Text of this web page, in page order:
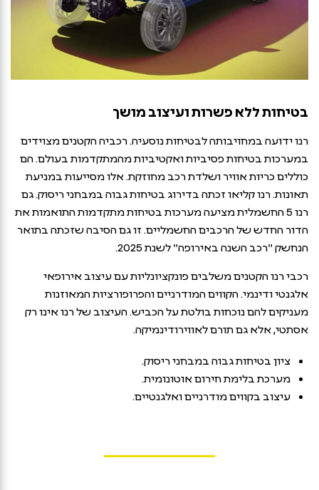
בטיחות ללא פשרות ועיצוב מושך
רנו ידועה במחויבותה לבטיחות נוסעיה. רכביה הקטנים מצוידים
במערכות בטיחות פסיביות ואקטיביות מהמתקדמות בעולם. הם
כוללים כריות אוויר ושלדת רכב מחוזקת. אלו מסייעות במניעת
תאונות. רנו קליאו זכתה בדירוג בטיחות גבוה במבחני ריסוק. גם
רנו 5 החשמלית מציעה מערכות בטיחות מתקדמות התואמות את
הדור החדש של הרכבים החשמליים. זו גם הסיבה שזכתה בתואר
הנחשק "רכב השנה באירופה" לשנת 2025.
רכבי רנו הקטנים משלבים פונקציונליות עם עיצוב אירופאי
אלגנטי ודינמי. הקווים המודרניים והפרופורציות המאוזנות
מעניקים להם נוכחות בולטת על הכביש. העיצוב של רנו אינו רק
אסתטי, אלא גם תורם לאווירודינמיקה.
ציון בטיחות גבוה במבחני ריסוק.
מערכת בלימת חירום אוטונומית.
עיצוב בקווים מודרניים ואלגנטיים.